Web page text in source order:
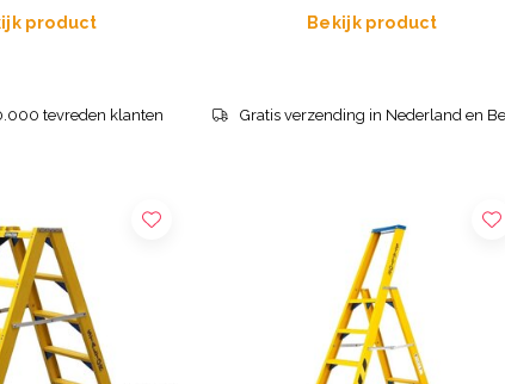
product Bekijk product
tevreden klanten Gratis verzending in Nederland en